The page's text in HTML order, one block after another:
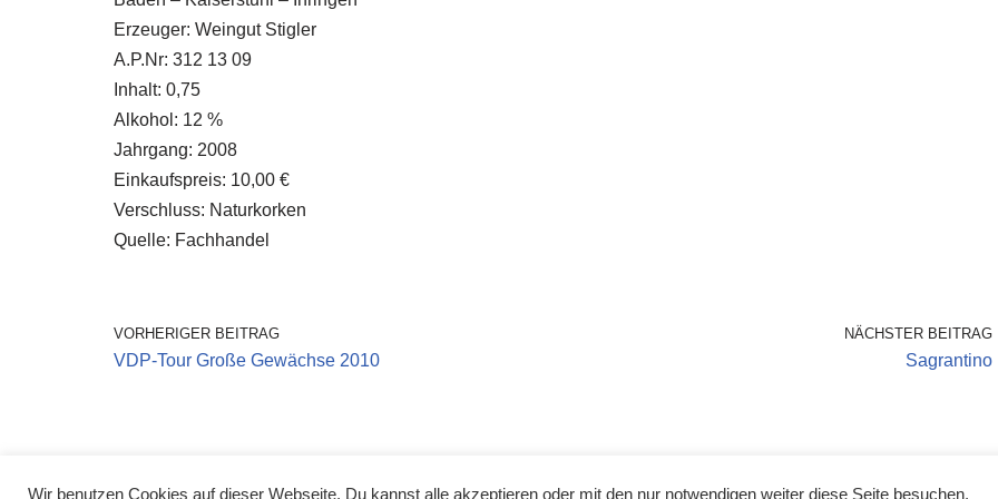
Erzeuger: Weingut Stigler
A.P.Nr: 312 13 09
Inhalt: 0,75
Alkohol: 12 %
Jahrgang: 2008
Einkaufspreis: 10,00 €
Verschluss: Naturkorken
Quelle: Fachhandel
VORHERIGER BEITRAG
VDP-Tour Große Gewächse 2010
NÄCHSTER BEITRAG
Sagrantino
Wir benutzen Cookies auf dieser Webseite. Du kannst alle akzeptieren oder mit den nur notwendigen weiter diese Seite besuchen.